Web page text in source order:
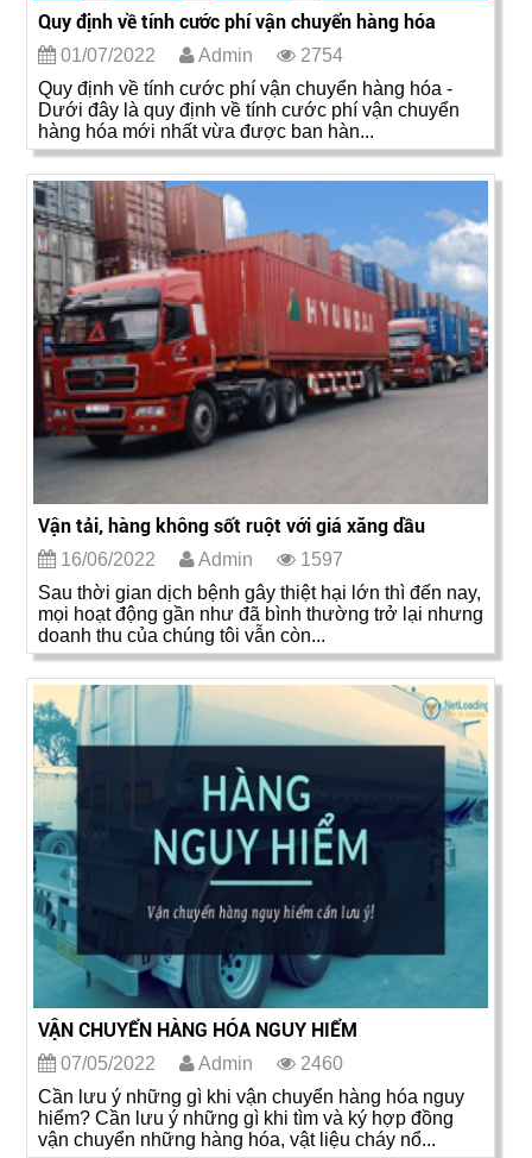
Quy định về tính cước phí vận chuyển hàng hóa
01/07/2022 Admin
2754
Quy định về tính cước phí vận chuyển hàng hóa -
Dưới đây là quy định về tính cước phí vận chuyển
hàng hóa mới nhất vừa được ban hàn...
Vận tải, hàng không sốt ruột với giá xăng dầu
16/06/2022 Admin
1597
Sau thời gian dịch bệnh gây thiệt hại lớn thì đến nay,
mọi hoạt động gần như đã bình thường trở lại nhưng
doanh thu của chúng tôi vẫn còn...
VẬN CHUYỂN HÀNG HÓA NGUY HIỂM
07/05/2022 Admin
2460
Cần lưu ý những gì khi vận chuyển hàng hóa nguy
hiểm? Cần lưu ý những gì khi tìm và ký hợp đồng
vận chuyển những hàng hóa, vật liệu cháy nổ...